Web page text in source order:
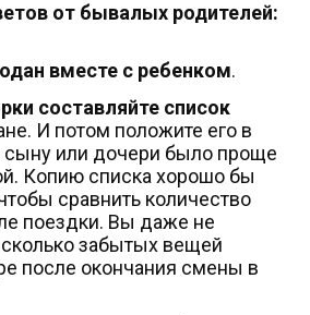
от бывалых родителей:
вместе с ребенком.
составляйте список
И потом положите его в
сыну или дочери было проще
Копию списка хорошо бы
сравнить количество
поездки. Вы даже не
забытых вещей
после окончания смены в